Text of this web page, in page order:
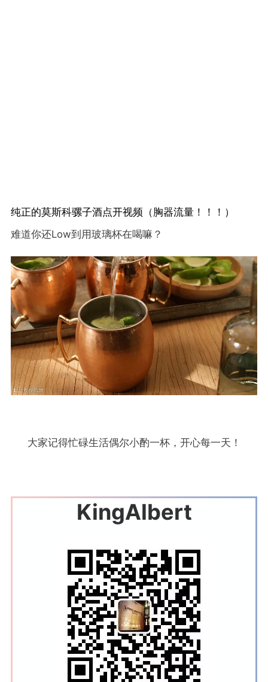
纯正的莫斯科骡子酒点开视频（胸器流量！！！）
难道你还Low到用玻璃杯在喝嘛？
大家记得忙碌生活偶尔小酌一杯，开心每一天！
KingAlbert